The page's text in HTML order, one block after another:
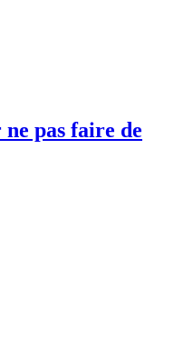
ne pas faire de